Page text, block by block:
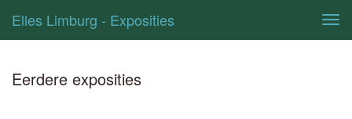
Elles Limburg - Exposities
Eerdere exposities